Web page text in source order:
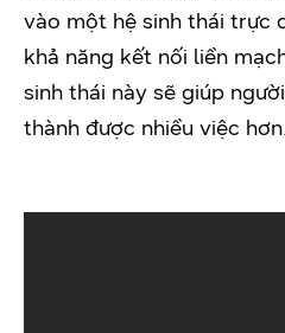
vào một hệ sinh thái trực
khả năng kết nối liền
sinh thái này sẽ giúp
thành được nhiều việc